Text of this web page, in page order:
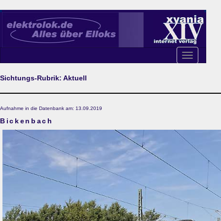
Toggle
navigation
Sichtungs-Rubrik: Aktuell
Aufnahme in die Datenbank am: 13.09.2019
Bickenbach